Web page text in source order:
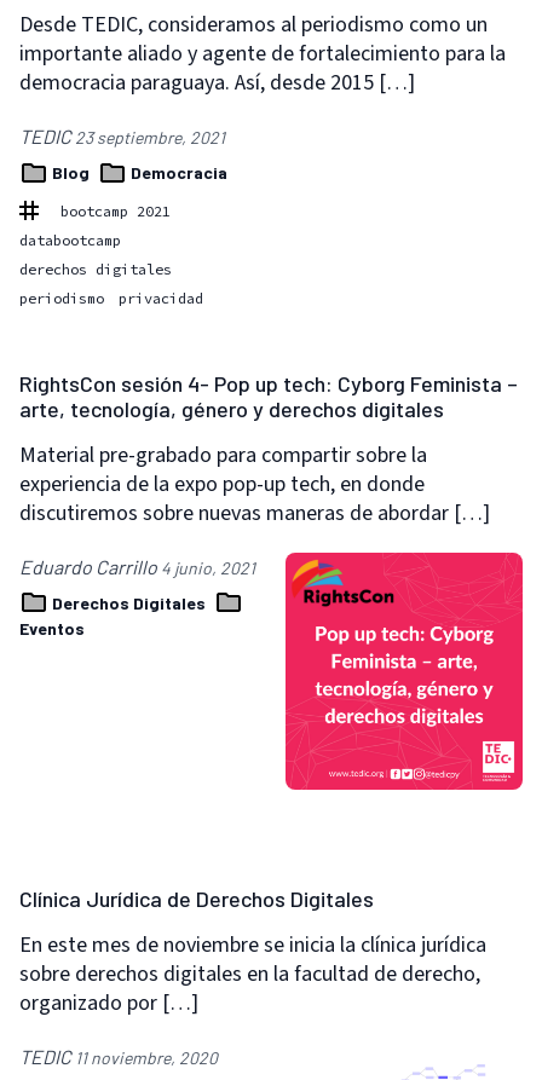
Desde TEDIC, consideramos al periodismo como un
importante aliado y agente de fortalecimiento para la
democracia paraguaya. Así, desde 2015 […]
TEDIC23 septiembre, 2021
Blog
Democracia
bootcamp 2021
databootcamp
derechos digitales
periodismo
privacidad
RightsCon sesión 4- Pop up tech: Cyborg Feminista –
arte, tecnología, género y derechos digitales
Material pre-grabado para compartir sobre la
experiencia de la expo pop-up tech, en donde
discutiremos sobre nuevas maneras de abordar […]
Eduardo Carrillo 4 junio, 2021
Derechos Digitales
Eventos
Clínica Jurídica de Derechos Digitales
En este mes de noviembre se inicia la clínica jurídica
sobre derechos digitales en la facultad de derecho,
organizado por […]
TEDIC 11 noviembre, 2020